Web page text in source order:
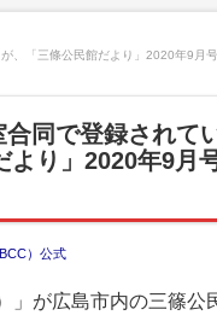
、「三條公民館だより」2020年9月号
同で登録されて
り」2020年9月
）公式
」が広島市内の三篠公